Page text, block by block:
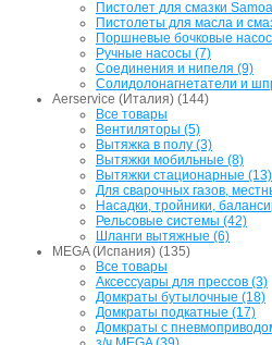
Пистолет для смазки
Пистолеты для масла и
Поршневые бочковые
Ручные насосы (7)
Соединения и нипеля (9)
Солидолонагнетатели и
Aerservice (Италия) (144)
Все товары
Вентиляторы (5)
Вытяжка в полу (3)
Вытяжки мобильные (8)
Вытяжки стационарные (13)
Для сварочных газов,
Насадки, тройники,
Рельсовые системы (42)
Шланги вытяжные (6)
MEGA (Испания) (135)
Все товары
Аксессуары для прессов (3)
Домкраты бутылочные (18)
Домкраты подкатные (17)
Домкраты с